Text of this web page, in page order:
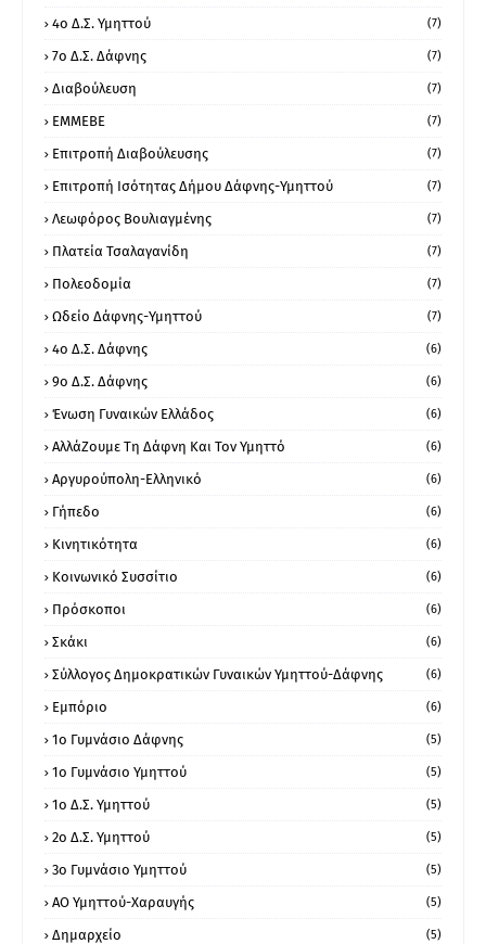
4ο Δ.Σ. Υμηττού (7)
7ο Δ.Σ. Δάφνης (7)
Διαβούλευση (7)
ΕΜΜΕΒΕ (7)
Επιτροπή Διαβούλευσης (7)
Επιτροπή Ισότητας Δήμου Δάφνης-Υμηττού (7)
Λεωφόρος Βουλιαγμένης (7)
Πλατεία Τσαλαγανίδη (7)
Πολεοδομία (7)
Ωδείο Δάφνης-Υμηττού (7)
4ο Δ.Σ. Δάφνης (6)
9ο Δ.Σ. Δάφνης (6)
Ένωση Γυναικών Ελλάδος (6)
ΑλλάΖουμε Τη Δάφνη Και Τον Υμηττό (6)
Αργυρούπολη-Ελληνικό (6)
Γήπεδο (6)
Κινητικότητα (6)
Κοινωνικό Συσσίτιο (6)
Πρόσκοποι (6)
Σκάκι (6)
Σύλλογος Δημοκρατικών Γυναικών Υμηττού-Δάφνης (6)
Εμπόριο (6)
1ο Γυμνάσιο Δάφνης (5)
1ο Γυμνάσιο Υμηττού (5)
1ο Δ.Σ. Υμηττού (5)
2ο Δ.Σ. Υμηττού (5)
3ο Γυμνάσιο Υμηττού (5)
ΑΟ Υμηττού-Χαραυγής (5)
Δημαρχείο (5)